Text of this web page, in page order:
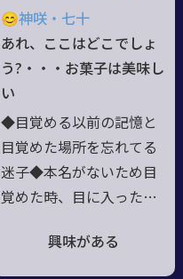
と思っても次の瞬間スル
リと躱されて捉え所が無
い。●加えて不意打ち、
騙し討ちが好き。理解さ
る。
😊神咲・七十
あれ、ここはどこでしょ
う?・・・お菓子は美味し
い
◆目覚める以前の記憶と
目覚めた場所を忘れてる
迷子◆本名がないため目
覚めた時、目に入った文
中毒者◆一定時間甘い物
興味がある